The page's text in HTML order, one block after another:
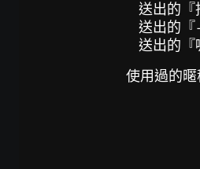
送出的『
送出的『
送出的『
使用過的暱